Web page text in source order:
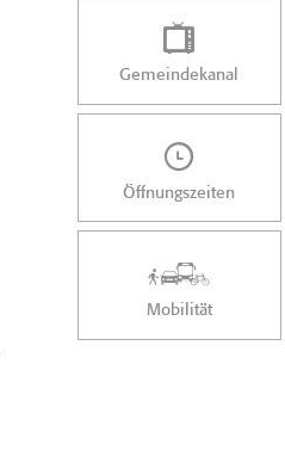
Gemeindekanal
Öffnungszeiten
Mobilität